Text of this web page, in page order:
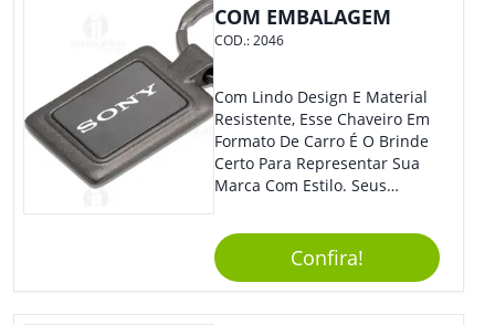
COM EMBALAGEM
COD.:2046
Com Lindo Design E Material
Resistente, Esse Chaveiro Em
Formato De Carro É O Brinde
Certo Para Representar Sua
Marca Com Estilo. Seus
Adorar.
Confira!